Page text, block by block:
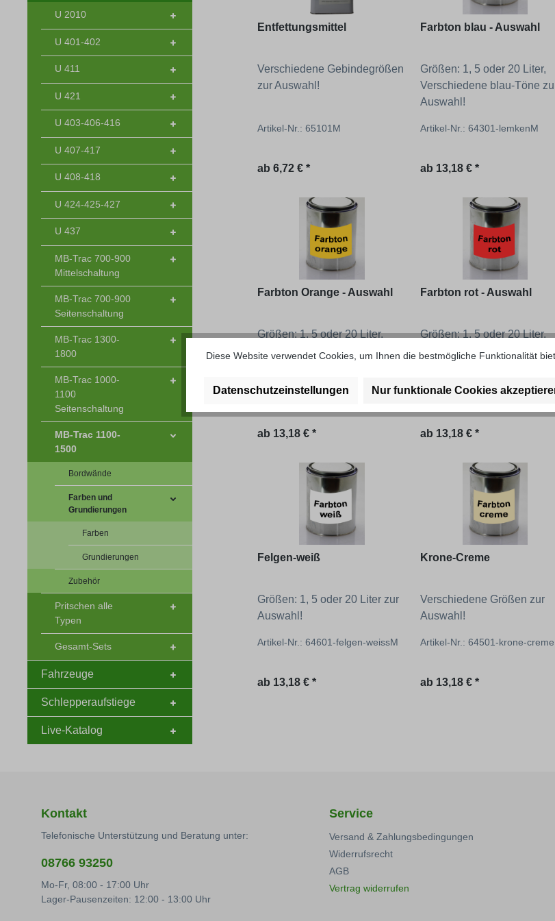
U 2010
U 401-402
U 411
U 421
U 403-406-416
U 407-417
U 408-418
U 424-425-427
U 437
MB-Trac 700-900
Mittelschaltung
MB-Trac 700-900
Seitenschaltung
MB-Trac 1300-
1800
MB-Trac 1000-
1100
Seitenschaltung
MB-Trac 1100-
1500
Bordwände
Farben und
Grundierungen
Farben
Grundierungen
Zubehör
Pritschen alle
Typen
Gesamt-Sets
Fahrzeuge
Schlepperaufstiege
Live-Katalog
Entfettungsmittel
Verschiedene Gebindegrößen
zur Auswahl!
Artikel-Nr.: 65101M
Regulärer Preis:
ab 6,72 € *
Farbton blau - Auswahl
Größen: 1, 5 oder 20 Liter,
Verschiedene blau-Töne
Auswahl!
Artikel-Nr.: 64301-lemkenM
Regulärer Preis:
ab 13,18 € *
Farbton Orange - Auswahl
Größen: 1, 5 oder 20 Liter,
Verschiedene orange-Töne
Artikel-Nr.: 62101-amazoneM
Regulärer Preis:
ab 13,18 € *
Farbton rot - Auswahl
Größen: 1, 5 oder 20 Liter,
Verschiedene rot-Töne zur
Artikel-Nr.: 60501-allgaierM
Regulärer Preis:
ab 13,18 € *
Felgen-weiß
Größen: 1, 5 oder 20 Liter zur
Auswahl!
Artikel-Nr.: 64601-felgen-weissM
Regulärer Preis:
ab 13,18 € *
Krone-Creme
Verschiedene Größen zur
Auswahl!
Artikel-Nr.: 64501-krone-
Regulärer Preis:
ab 13,18 € *
Kontakt
Telefonische Unterstützung und Beratung unter:
08766 93250
Mo-Fr, 08:00 - 17:00 Uhr
Lager-Pausenzeiten: 12:00 - 13:00 Uhr
Service
Versand & Zahlungsbedingungen
Widerrufsrecht
AGB
Vertrag widerrufen
Diese Website verwendet Cookies, um Ihnen die bestmögliche Funktionalität
Datenschutzeinstellungen Nur funktionale Cookies